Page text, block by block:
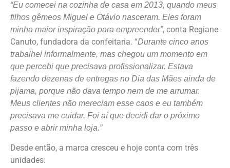
“Eu comecei na cozinha de casa em 2013, quando meus
filhos gêmeos Miguel e Otávio nasceram. Eles foram
minha maior inspiração para empreender”, conta Regiane
Canuto, fundadora da confeitaria. “Durante cinco anos
trabalhei informalmente, mas chegou um momento em
que percebi que precisava profissionalizar. Estava
fazendo dezenas de entregas no Dia das Mães ainda de
pijama, porque não dava tempo nem de me arrumar.
Meus clientes não mereciam esse caos e eu também
precisava me cuidar. Foi aí que decidi dar o próximo
passo e abrir minha loja.”
Desde então, a marca cresceu e hoje conta com três
unidades: